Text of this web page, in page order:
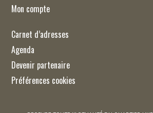
Mon compte
Carnet d’adresses
Agenda
Devenir partenaire
Préférences cookies